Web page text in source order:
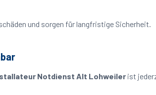
und sorgen für langfristige Sicherheit.
Notdienst Alt Lohweiler ist